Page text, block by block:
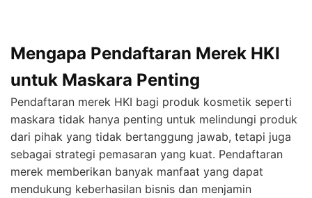
Mengapa Pendaftaran Merek HKI
untuk Maskara Penting
Pendaftaran merek HKI bagi produk kosmetik seperti
maskara tidak hanya penting untuk melindungi produk
dari pihak yang tidak bertanggung jawab, tetapi juga
sebagai strategi pemasaran yang kuat. Pendaftaran
merek memberikan banyak manfaat yang dapat
mendukung keberhasilan bisnis dan menjamin